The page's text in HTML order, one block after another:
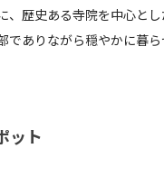
、歴史ある寺院を中心と
でありながら穏やかに暮
ット